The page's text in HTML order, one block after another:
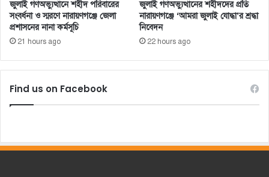
জুলাই গণঅভ্যুত্থানে শহীদ পরিবারের
সংবর্ধনা ও স্মরণে নারায়ণগঞ্জে জেলা
প্রশাসনের নানা কর্মসূচি
21 hours ago
জুলাই গণঅভ্যুত্থানের শহীদদের প্রতি
নারায়ণগঞ্জে ‘আমরা জুলাই যোদ্ধা’র শ্রদ্ধা
নিবেদন
22 hours ago
Find us on Facebook